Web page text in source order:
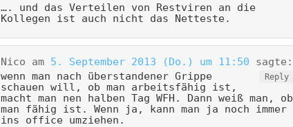
…. und das Verteilen von Restviren an die
Kollegen ist auch nicht das Netteste.
Nico am 5. September 2013 (Do.) um 11:50 sagte:
Reply
wenn man nach überstandener Grippe
schauen will, ob man arbeitsfähig ist,
macht man nen halben Tag WFH. Dann weiß man, ob
man fähig ist. Wenn ja, kann man ja noch immer
ins office umziehen.